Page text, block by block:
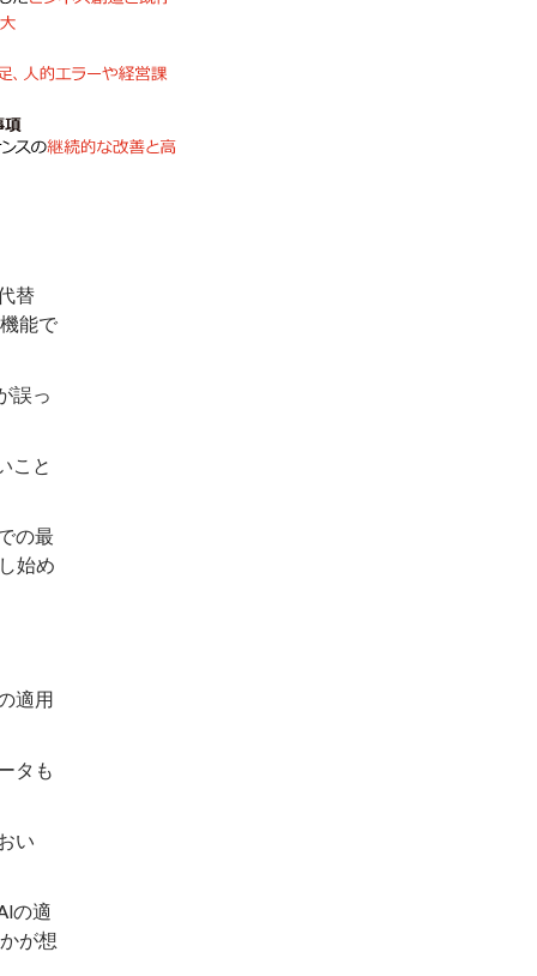
替
能で
誤っ
こと
の最
始め
適用
タも
い
の適
が想